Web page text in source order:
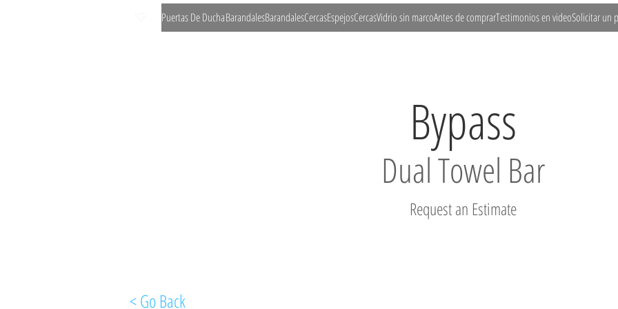
Puertas De DuchaBarandalesBarandalesCercasEspejosCercasVidrio sin marcoAntes de comprarTestimonios en videoSolicitar un
Bypass
Dual Towel Bar
Request an Estimate
< Go Back